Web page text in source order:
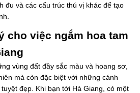
đu và các cấu trúc thú vị khác để tạo
cho việc ngắm hoa tam
vùng đất đầy sắc màu và hoang sơ,
mà còn đặc biệt với những cánh
đẹp. Khi bạn tới Hà Giang, có một